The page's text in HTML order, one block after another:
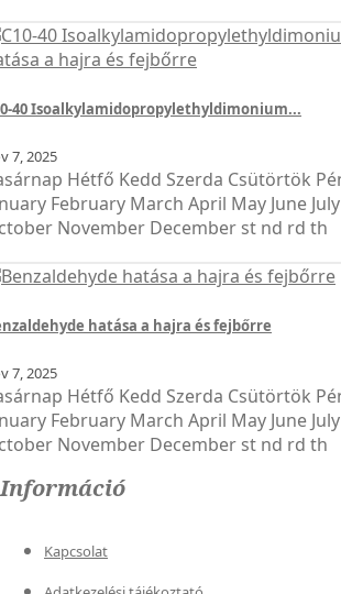
40 Isoalkylamidopropylethyldimonium...
7, 2025
Hétfő Kedd Szerda Csütörtök
February March April May June
November December st nd rd th
hatása a hajra és fejbőrre
7, 2025
Hétfő Kedd Szerda Csütörtök
February March April May June
November December st nd rd th
Információ
Kapcsolat